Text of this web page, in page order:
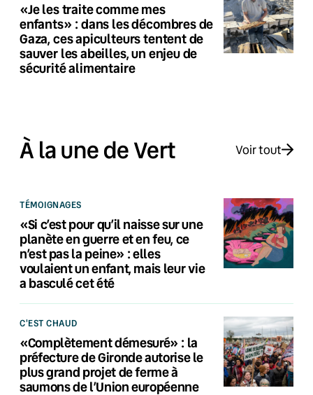
«Je les traite comme mes
enfants» : dans les décombres de
Gaza, ces apiculteurs tentent de
sauver les abeilles, un enjeu de
sécurité alimentaire
À la une de Vert Voir tout
TÉMOIGNAGES
«Si c’est pour qu’il naisse sur une
planète en guerre et en feu, ce
n’est pas la peine» : elles
voulaient un enfant, mais leur vie
a basculé cet été
C'EST CHAUD
«Complètement démesuré» : la
préfecture de Gironde autorise le
plus grand projet de ferme à
saumons de l’Union européenne